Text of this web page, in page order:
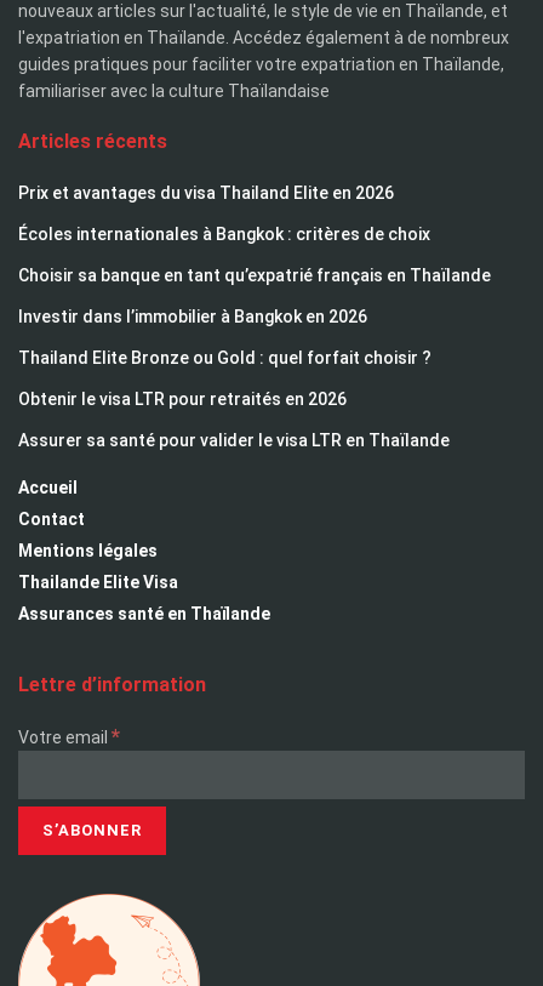
nouveaux articles sur l'actualité, le style de vie en Thaïlande, et
l'expatriation en Thaïlande. Accédez également à de nombreux
guides pratiques pour faciliter votre expatriation en Thaïlande,
familiariser avec la culture Thaïlandaise
Articles récents
Prix et avantages du visa Thailand Elite en 2026
Écoles internationales à Bangkok : critères de choix
Choisir sa banque en tant qu’expatrié français en Thaïlande
Investir dans l’immobilier à Bangkok en 2026
Thailand Elite Bronze ou Gold : quel forfait choisir ?
Obtenir le visa LTR pour retraités en 2026
Assurer sa santé pour valider le visa LTR en Thaïlande
Accueil
Contact
Mentions légales
Thailande Elite Visa
Assurances santé en Thaïlande
Lettre d’information
Votre email *